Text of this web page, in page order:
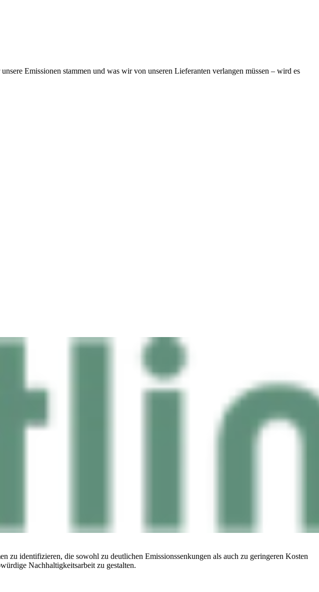
Emissionen stammen und was wir von unseren Lieferanten verlangen müssen – wird es
zu identifizieren, die sowohl zu deutlichen Emissionssenkungen als auch zu geringeren Kosten
Nachhaltigkeitsarbeit zu gestalten.